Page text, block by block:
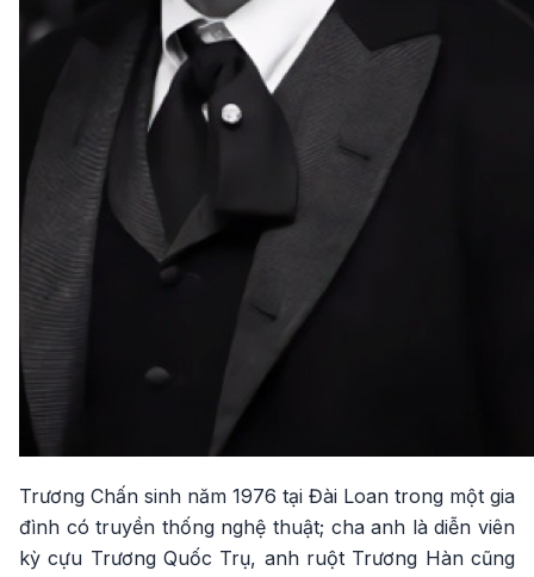
Trương Chấn sinh năm 1976 tại Đài Loan trong một gia
đình có truyền thống nghệ thuật; cha anh là diễn viên
kỳ cựu Trương Quốc Trụ, anh ruột Trương Hàn cũng